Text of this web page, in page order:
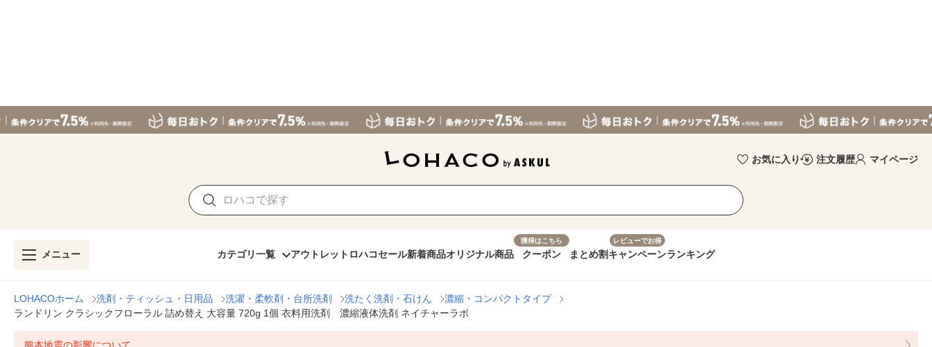
お気に入り 注文履歴 マイページ
メニュー カテゴリ一覧 アウトレット ロハコセール新着商品オリジナル商品
獲得はこちら
クーポン まとめ割
レビューでお得
キャンペーンランキング
LOHACOホーム 洗剤・ティッシュ・日用品 洗濯・柔軟剤・台所洗剤 洗たく洗剤・石けん
濃縮・コンパクトタイプ
ランドリン クラシックフローラル 詰め替え 大容量 720g 1個 衣料用洗剤 濃縮液体洗剤 ネイチャーラボ